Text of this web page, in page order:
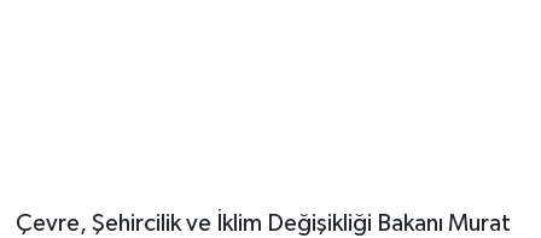
Çevre, Şehircilik ve İklim Değişikliği Bakanı Murat